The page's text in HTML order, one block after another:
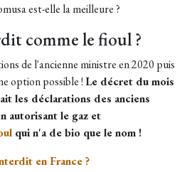
est-elle la meilleure ?
comme le fioul ?
de l'ancienne ministre en 2020 puis
option possible !Le décret du mois
les déclarations des anciens
autorisant le gaz et
qui n'a de bio que le nom !
en France ?